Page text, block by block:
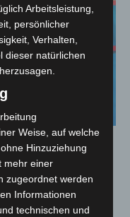
Hannover-Mitte
Arbeitsleistung,
persönlicher
Verhalten,
dieser natürlichen
Weise, auf welche
Hinzuziehung
mehr einer
zugeordnet werden
Informationen
technischen und